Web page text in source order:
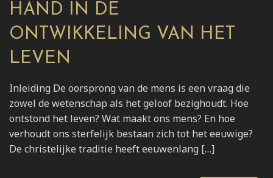
HAND IN DE
ONTWIKKELING VAN HET
LEVEN
Inleiding De oorsprong van de mens is een vraag die
zowel de wetenschap als het geloof bezighoudt. Hoe
ontstond het leven? Wat maakt ons mens? En hoe
verhoudt ons sterfelijk bestaan zich tot het eeuwige?
De christelijke traditie heeft eeuwenlang […]